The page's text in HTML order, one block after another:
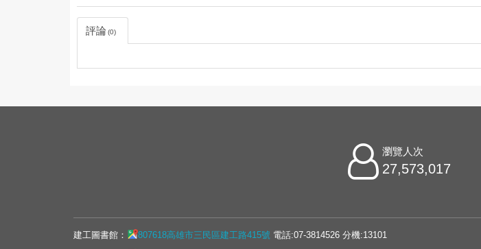
評論 0
瀏覽人次
27,573,017
建工圖書館： 807618高雄市三民區建工路415號 電話:07-3814526 分機:13101